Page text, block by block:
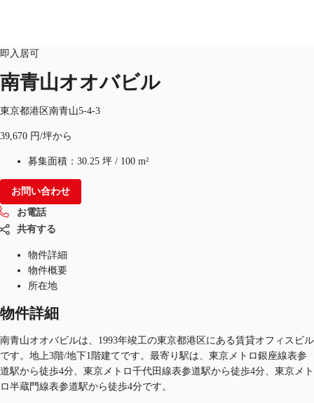
地図検索
記事
仲介会社様はこちらへ
JP
お電話 お問合せ
即入居可
南青山オオバビル
東京都港区南青山5-4-3
39,670 円/坪から
募集面積： 30.25 坪 / 100 m²
お問い合わせ
お電話
共有する
物件詳細
物件概要
所在地
物件詳細
南青山オオバビルは、1993年竣工の東京都港区にある賃貸オフィスビル
です。地上3階/地下1階建てです。最寄り駅は、東京メトロ銀座線表参
道駅から徒歩4分、東京メトロ千代田線表参道駅から徒歩4分、東京メト
ロ半蔵門線表参道駅から徒歩4分です。